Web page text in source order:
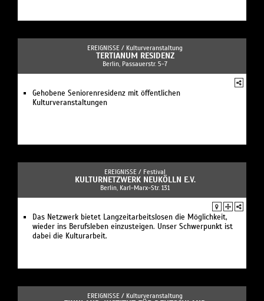
EREIGNISSE / Kulturveranstaltung
TERTIANUM RESIDENZ
Berlin, Passauerstr. 5-7
Gehobene Seniorenresidenz mit öffentlichen
Kulturveranstaltungen
EREIGNISSE / Festival
KULTURNETZWERK NEUKÖLLN E.V.
Berlin, Karl-Marx-Str. 131
Das Netzwerk bietet Langzeitarbeitslosen die Möglichkeit,
wieder ins Berufsleben einzusteigen. Unser Schwerpunkt ist
dabei die Kulturarbeit.
EREIGNISSE / Kulturveranstaltung